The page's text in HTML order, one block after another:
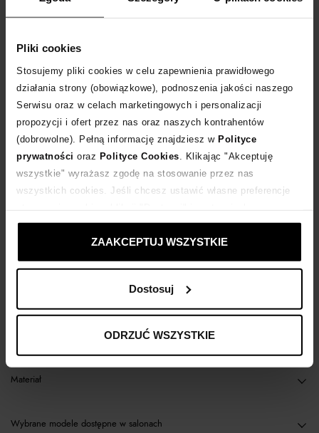
Pliki cookies
Stosujemy pliki cookies w celu zapewnienia prawidłowego
działania strony (obowiązkowe), podnoszenia jakości naszego
Serwisu oraz w celach marketingowych i personalizacji
propozycji i ofert przez nas oraz naszych kontrahentów
(dobrowolne). Pełną informację znajdziesz w Polityce
prywatności oraz Polityce Cookies . Klikając "Akceptuję
wszystkie" wyrażasz zgodę na stosowanie przez nas
wszystkich cookies. Jeśli chcesz ustawić własne preferencje
ustawienia prywatności.
ZAAKCEPTUJ WSZYSTKIE
Dostosuj
ODRZUĆ WSZYSTKIE
WYBIERZ ROZMIAR
DODAJ DO KOSZYKA
Dostawa
14 dni na zwrot towaru
+128 punktówzyskujesz w Klubie Korzyści Sprawdź
Kup teraz, Zapłać później!
Materiał
Wybrane modele dostępne w salonach